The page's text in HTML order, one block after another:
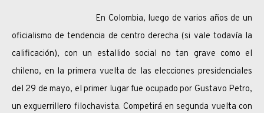
En Colombia, luego de varios años de un
oficialismo de tendencia de centro derecha (si vale todavía la
calificación), con un estallido social no tan grave como el
chileno, en la primera vuelta de las elecciones presidenciales
del 29 de mayo, el primer lugar fue ocupado por Gustavo Petro,
un exguerrillero filochavista. Competirá en segunda vuelta con